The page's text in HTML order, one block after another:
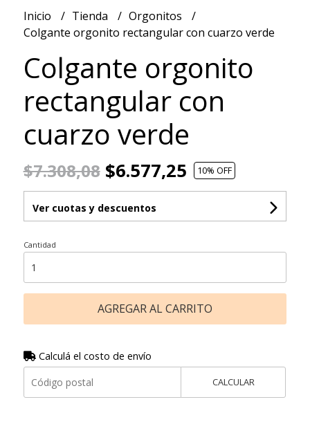
Inicio Tienda
Orgonitos
Colgante orgonito rectangular con cuarzo verde
Colgante orgonito
rectangular con
cuarzo verde
$7.308,08$6.577,25 10% OFF
Ver cuotas y descuentos
Cantidad
AGREGAR AL CARRITO
Calculá el costo de envío
CALCULAR